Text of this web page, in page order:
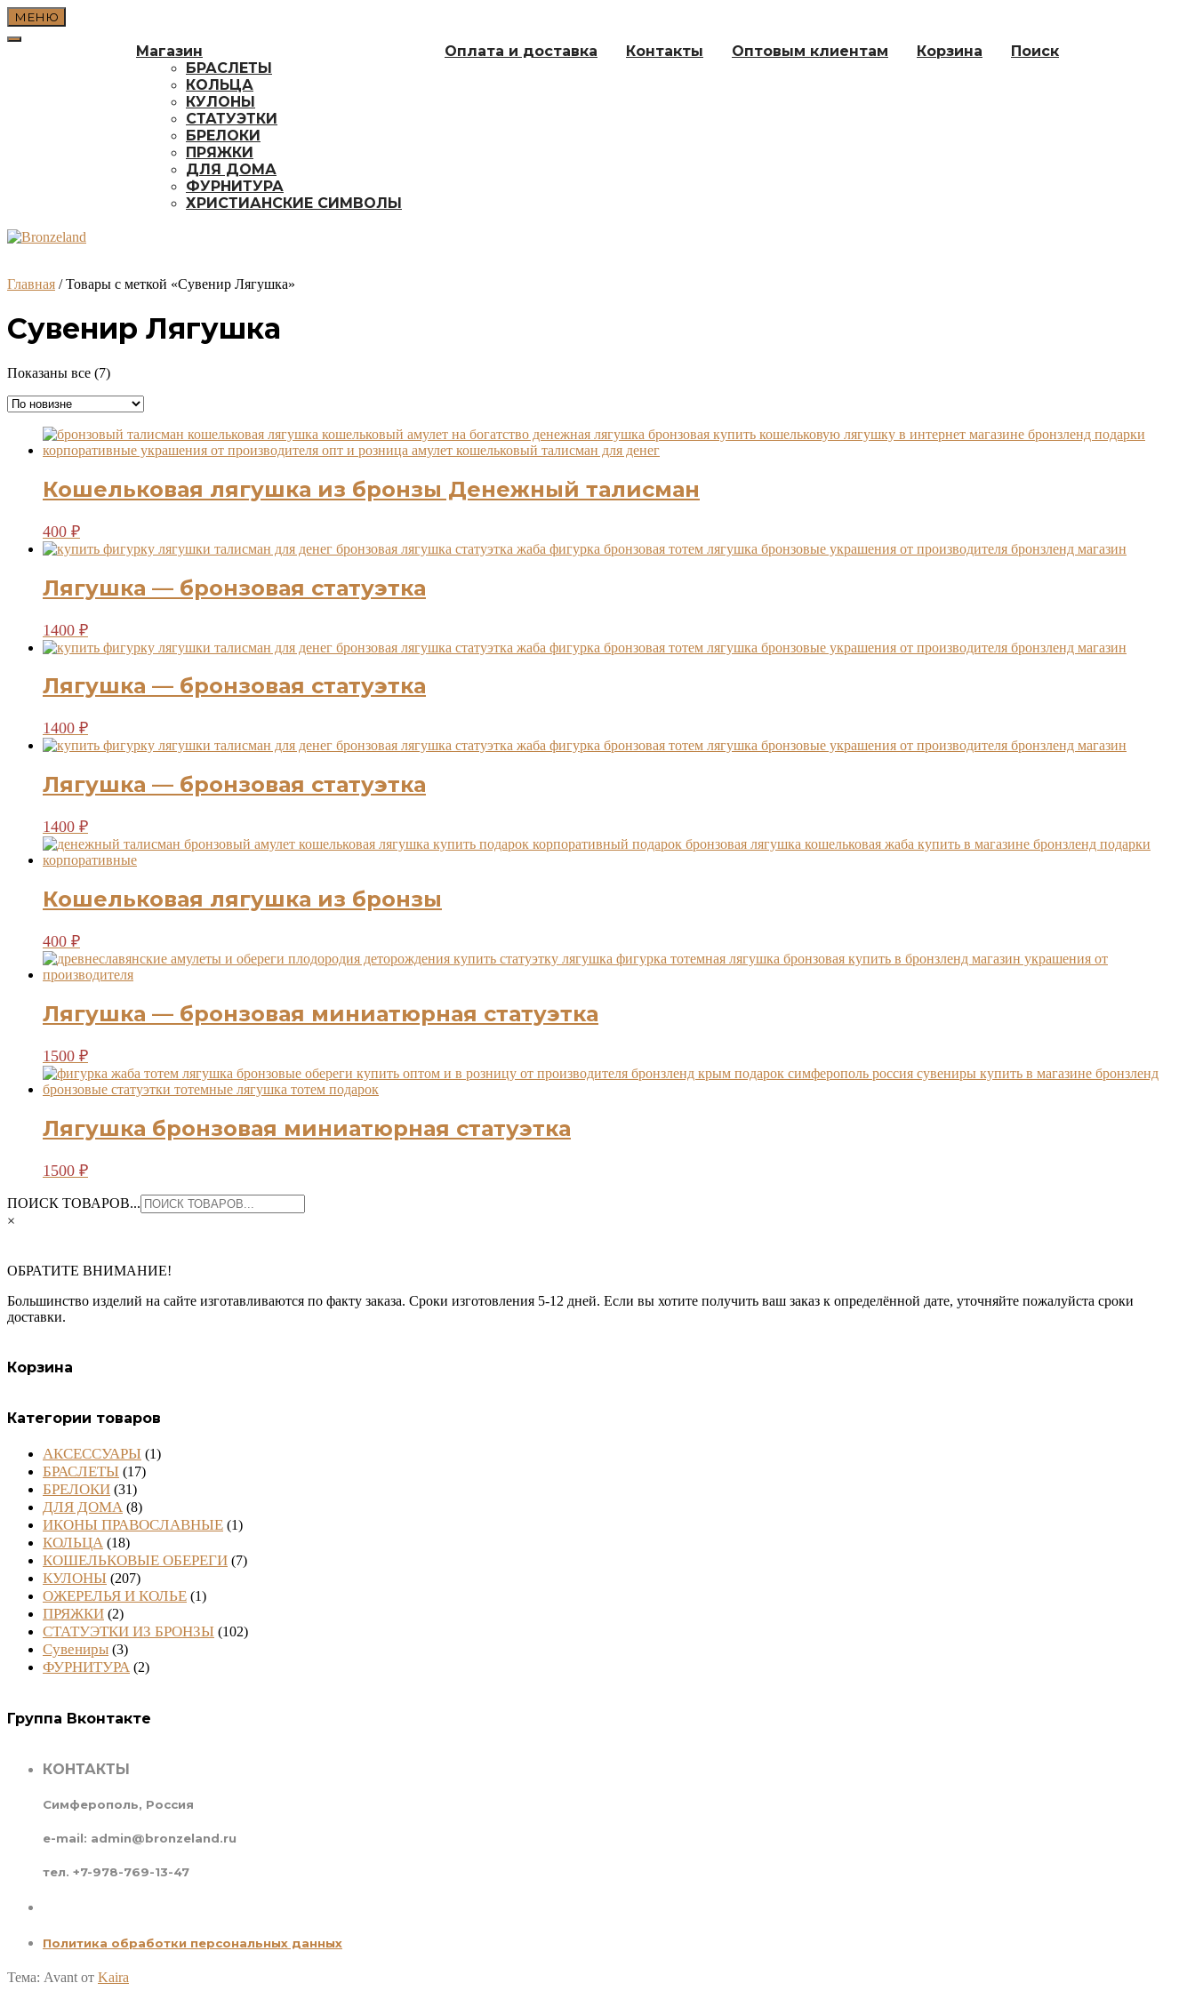
Перейти
к
содержимому
МЕНЮ
Магазин
БРАСЛЕТЫ
КОЛЬЦА
КУЛОНЫ
СТАТУЭТКИ
БРЕЛОКИ
ПРЯЖКИ
ДЛЯ ДОМА
ФУРНИТУРА
ХРИСТИАНСКИЕ СИМВОЛЫ
Оплата и доставка Контакты Оптовым клиентам Корзина Поиск
Главная / Товары с меткой «Сувенир Лягушка»
Сувенир Лягушка
Показаны все (7)Сортировка:
недавние
Кошельковая лягушка из бронзы Денежный талисман
400 ₽
Лягушка — бронзовая статуэтка
1400 ₽
Лягушка — бронзовая статуэтка
1400 ₽
Лягушка — бронзовая статуэтка
1400 ₽
Кошельковая лягушка из бронзы
400 ₽
Лягушка — бронзовая миниатюрная статуэтка
1500 ₽
Лягушка бронзовая миниатюрная статуэтка
1500 ₽
ПОИСК ТОВАРОВ...
×
ОБРАТИТЕ ВНИМАНИЕ!
Большинство изделий на сайте изготавливаются по факту заказа. Сроки изготовления 5-12 дней. Если вы хотите получить ваш заказ к определённой дате, уточняйте пожалуйста сроки
доставки.
Корзина
Категории товаров
АКСЕССУАРЫ (1)
БРАСЛЕТЫ (17)
БРЕЛОКИ (31)
ДЛЯ ДОМА (8)
ИКОНЫ ПРАВОСЛАВНЫЕ (1)
КОЛЬЦА (18)
КОШЕЛЬКОВЫЕ ОБЕРЕГИ (7)
КУЛОНЫ (207)
ОЖЕРЕЛЬЯ И КОЛЬЕ (1)
ПРЯЖКИ (2)
СТАТУЭТКИ ИЗ БРОНЗЫ (102)
Сувениры (3)
ФУРНИТУРА (2)
Группа Вконтакте
КОНТАКТЫ
Симферополь, Россия
e-mail: admin@bronzeland.ru
тел. +7-978-769-13-47
Политика обработки персональных данных
Тема: Avant от Kaira